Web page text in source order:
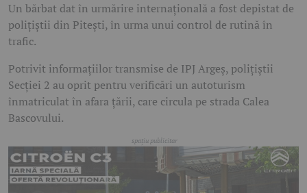
Un bărbat dat în urmărire internațională a fost depistat de
polițiștii din Pitești, în urma unui control de rutină în
trafic.
Potrivit informațiilor transmise de IPJ Argeș, polițiștii
Secției 2 au oprit pentru verificări un autoturism
înmatriculat în afara țării, care circula pe strada Calea
Bascovului.